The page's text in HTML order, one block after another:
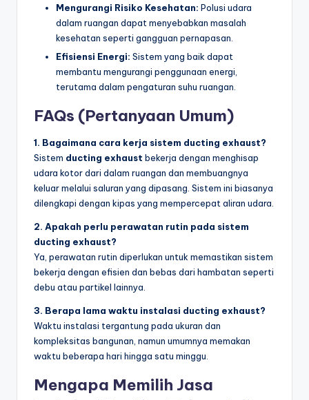
Mengurangi Risiko Kesehatan: Polusi udara
dalam ruangan dapat menyebabkan masalah
kesehatan seperti gangguan pernapasan.
Efisiensi Energi: Sistem yang baik dapat
membantu mengurangi penggunaan energi,
terutama dalam pengaturan suhu ruangan.
FAQs (Pertanyaan Umum)
1. Bagaimana cara kerja sistem ducting exhaust?
Sistem ducting exhaust bekerja dengan menghisap
udara kotor dari dalam ruangan dan membuangnya
keluar melalui saluran yang dipasang. Sistem ini biasanya
dilengkapi dengan kipas yang mempercepat aliran udara.
2. Apakah perlu perawatan rutin pada sistem
ducting exhaust?
Ya, perawatan rutin diperlukan untuk memastikan sistem
bekerja dengan efisien dan bebas dari hambatan seperti
debu atau partikel lainnya.
3. Berapa lama waktu instalasi ducting exhaust?
Waktu instalasi tergantung pada ukuran dan
kompleksitas bangunan, namun umumnya memakan
waktu beberapa hari hingga satu minggu.
Mengapa Memilih Jasa